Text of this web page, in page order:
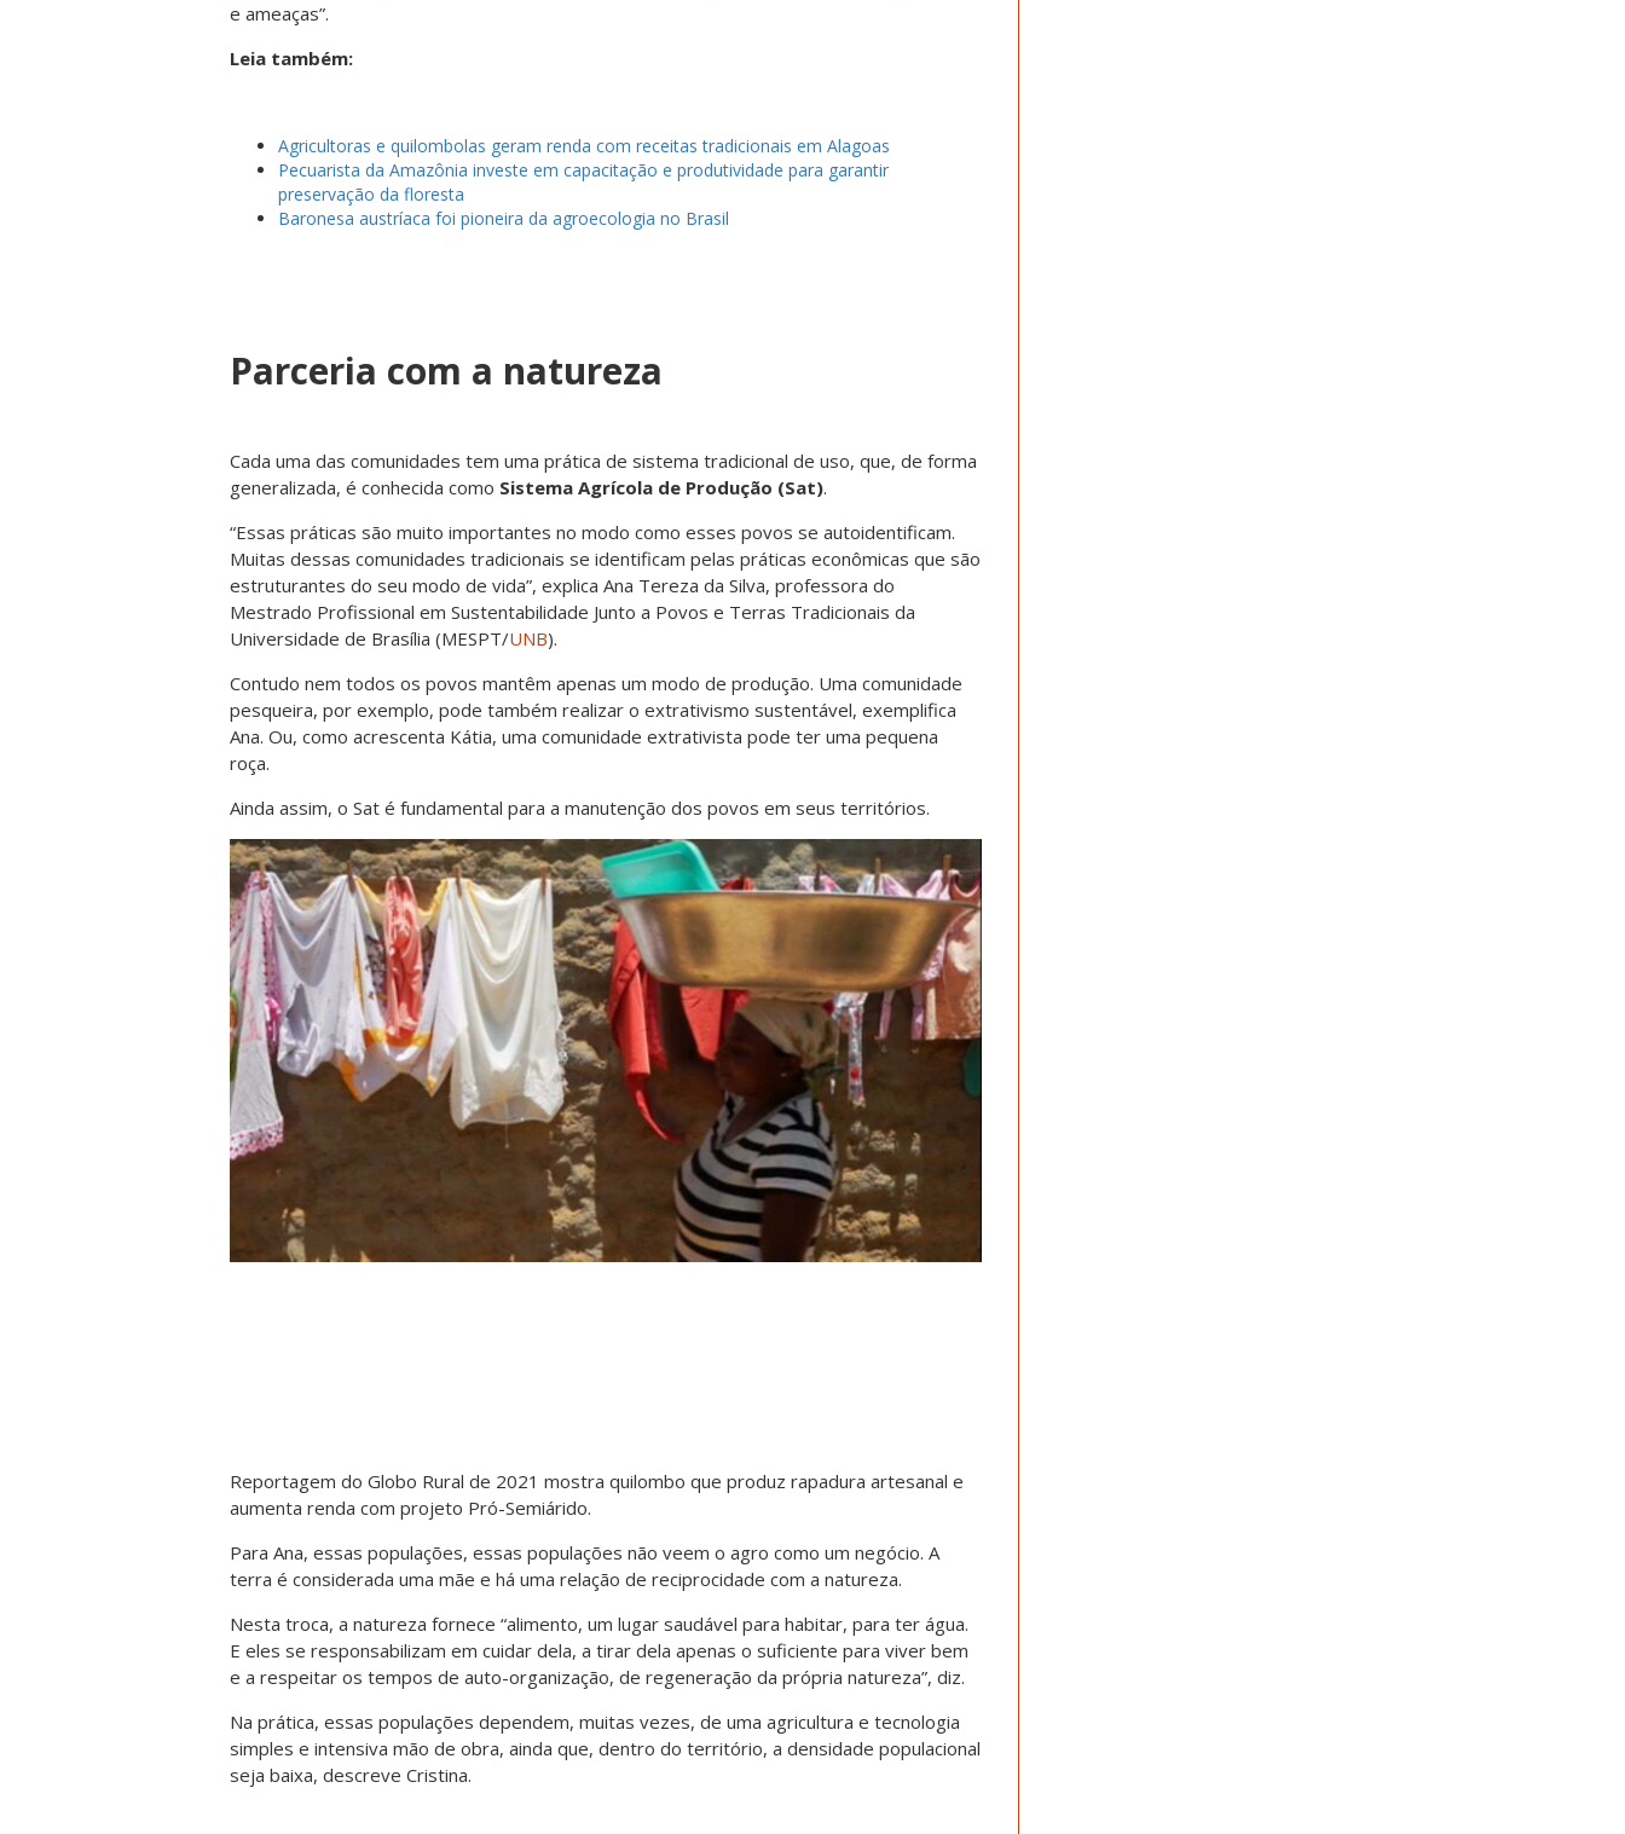
e ameaças”.
Leia também:
Agricultoras e quilombolas geram renda com receitas tradicionais em Alagoas
Pecuarista da Amazônia investe em capacitação e produtividade para garantir
preservação da floresta
Baronesa austríaca foi pioneira da agroecologia no Brasil
Parceria com a natureza
Cada uma das comunidades tem uma prática de sistema tradicional de uso, que, de forma
generalizada, é conhecida como Sistema Agrícola de Produção (Sat).
“Essas práticas são muito importantes no modo como esses povos se autoidentificam.
Muitas dessas comunidades tradicionais se identificam pelas práticas econômicas que são
estruturantes do seu modo de vida”, explica Ana Tereza da Silva, professora do
Mestrado Profissional em Sustentabilidade Junto a Povos e Terras Tradicionais da
Universidade de Brasília (MESPT/UNB).
Contudo nem todos os povos mantêm apenas um modo de produção. Uma comunidade
pesqueira, por exemplo, pode também realizar o extrativismo sustentável, exemplifica
Ana. Ou, como acrescenta Kátia, uma comunidade extrativista pode ter uma pequena
roça.
Ainda assim, o Sat é fundamental para a manutenção dos povos em seus territórios.
Reportagem do Globo Rural de 2021 mostra quilombo que produz rapadura artesanal e
aumenta renda com projeto Pró-Semiárido.
Para Ana, essas populações, essas populações não veem o agro como um negócio. A
terra é considerada uma mãe e há uma relação de reciprocidade com a natureza.
Nesta troca, a natureza fornece “alimento, um lugar saudável para habitar, para ter água.
E eles se responsabilizam em cuidar dela, a tirar dela apenas o suficiente para viver bem
e a respeitar os tempos de auto-organização, de regeneração da própria natureza”, diz.
Na prática, essas populações dependem, muitas vezes, de uma agricultura e tecnologia
simples e intensiva mão de obra, ainda que, dentro do território, a densidade populacional
seja baixa, descreve Cristina.